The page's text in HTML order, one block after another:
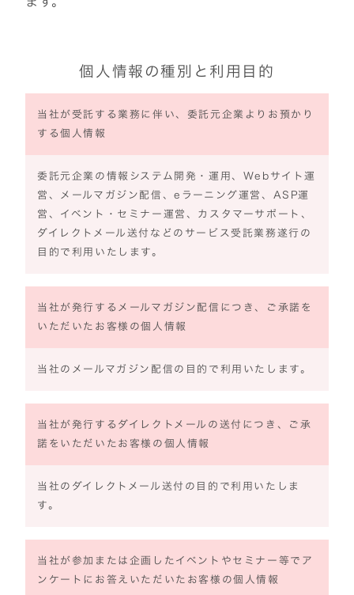
個人情報の種別と利用目的
当社が受託する業務に伴い、委託元企業よりお預かり
する個人情報
委託元企業の情報システム開発・運用、Webサイト運
営、メールマガジン配信、eラーニング運営、ASP運
営、イベント・セミナー運営、カスタマーサポート、
ダイレクトメール送付などのサービス受託業務遂行の
目的で利用いたします。
当社が発行するメールマガジン配信につき、ご承諾を
いただいたお客様の個人情報
当社のメールマガジン配信の目的で利用いたします。
当社が発行するダイレクトメールの送付につき、ご承
諾をいただいたお客様の個人情報
当社のダイレクトメール送付の目的で利用いたしま
す。
当社が参加または企画したイベントやセミナー等でア
ンケートにお答えいただいたお客様の個人情報